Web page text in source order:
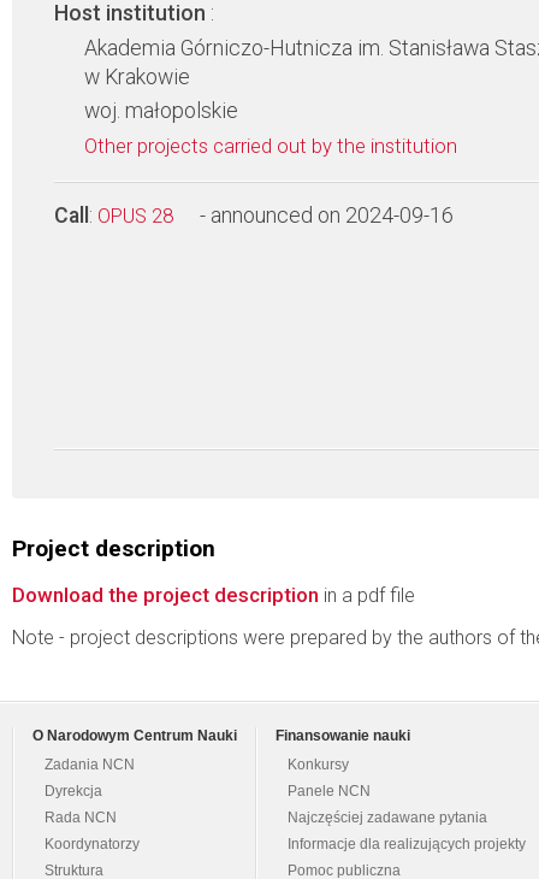
Host institution :
Akademia Górniczo-Hutnicza im. Stanisława
w Krakowie
woj. małopolskie
Other projects carried out by the institution
Call : OPUS 28 - announced on 2024-09-16
Project description
Download the project description in a pdf file
Note - project descriptions were prepared by the authors of
O Narodowym Centrum Nauki
Zadania NCN
Dyrekcja
Rada NCN
Koordynatorzy
Struktura
Finansowanie nauki
Konkursy
Panele NCN
Najczęściej zadawane pytania
Informacje dla realizujących projekty
Pomoc publiczna